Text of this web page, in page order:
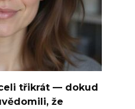
třikrát — dokud
že